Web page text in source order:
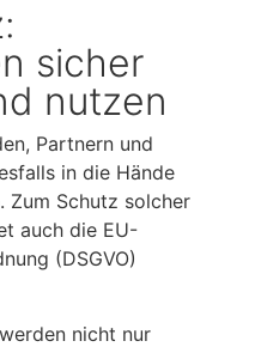
sicher
nutzen
Partnern und
in die Hände
Zum Schutz solcher
auch die EU-
(DSGVO)
nicht nur